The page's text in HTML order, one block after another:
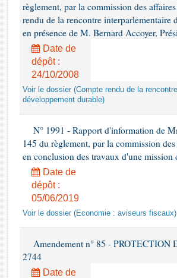
règlement, par la commission des
rendu de la rencontre
en présence de M. Bernard Accoyer,
Date de
dépôt :
24/10/2008
Voir le dossier (Compte rendu de la
développement durable)
N° 1991 - Rapport d'information de
145 du règlement, par la commission
en conclusion des travaux d'une
Date de
dépôt :
05/06/2019
Voir le dossier (Economie : aviseurs fiscaux)
Amendement n° 85 - PROTECTION
2744
Date de